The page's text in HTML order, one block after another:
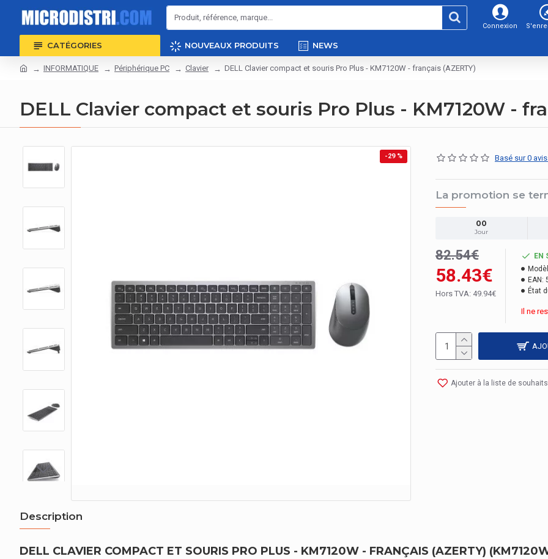
Connexion
CATÉGORIES NOUVEAUX PRODUITS NEWS
INFORMATIQUE Périphérique PC Clavier DELL Clavier compact et souris Pro Plus - KM7120W - français (AZERTY)
DELL Clavier compact et souris Pro Plus - KM7120W -
-29 % Basé sur 0
La promotion se
00
Jour
58.43€
82.54€
Hors TVA: 49.94€
EN
EAN:
État
Il ne
Ajouter à la liste de souhaits
Description
DELL CLAVIER COMPACT ET SOURIS PRO PLUS - KM7120W - FRANÇAIS (AZERTY)